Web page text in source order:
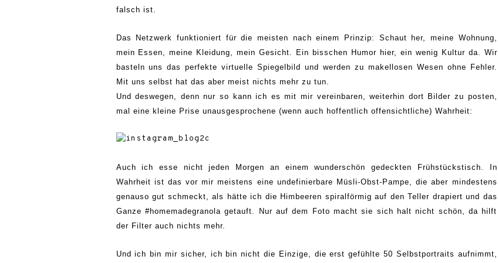
falsch ist.
Das Netzwerk funktioniert für die meisten nach einem Prinzip: Schaut her, meine Wohnung,
mein Essen, meine Kleidung, mein Gesicht. Ein bisschen Humor hier, ein wenig Kultur da. Wir
basteln uns das perfekte virtuelle Spiegelbild und werden zu makellosen Wesen ohne Fehler.
Mit uns selbst hat das aber meist nichts mehr zu tun.
Und deswegen, denn nur so kann ich es mit mir vereinbaren, weiterhin dort Bilder zu posten,
mal eine kleine Prise unausgesprochene (wenn auch hoffentlich offensichtliche) Wahrheit:
Auch ich esse nicht jeden Morgen an einem wunderschön gedeckten Frühstückstisch In
Wahrheit ist das vor mir meistens eine undefinierbare Müsli-Obst-Pampe, die aber mindestens
genauso gut schmeckt, als hätte ich die Himbeeren spiralförmig auf den Teller drapiert und das
Ganze #homemadegranola getauft. Nur auf dem Foto macht sie sich halt nicht schön, da hilft
der Filter auch nichts mehr.
Und ich bin mir sicher, ich bin nicht die Einzige, die erst gefühlte 50 Selbstportraits aufnimmt,